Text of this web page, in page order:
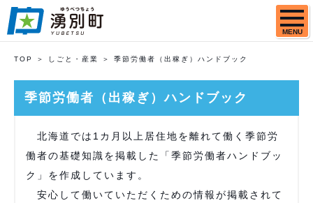
MENU
TOP しごと・産業 季節労働者（出稼ぎ）ハンドブック
季節労働者（出稼ぎ）ハンドブック
北海道では1カ月以上居住地を離れて働く季節労
働者の基礎知識を掲載した「季節労働者ハンドブッ
ク」を作成しています。
安心して働いていただくための情報が掲載されて